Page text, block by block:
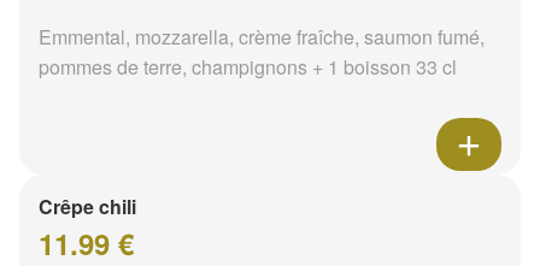
Emmental, mozzarella, crème fraîche, saumon fumé,
pommes de terre, champignons + 1 boisson 33 cl
Crêpe chili
11.99 €